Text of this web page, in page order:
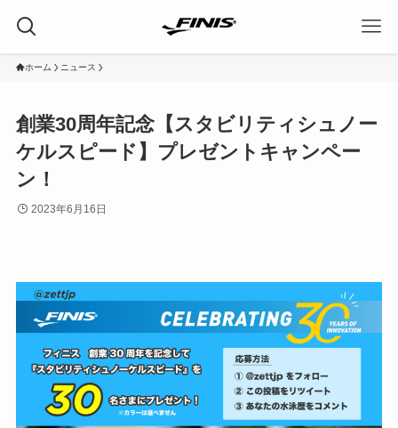
ホーム ニュース
創業30周年記念【スタビリティシュノー
ケルスピード】プレゼントキャンペー
ン！
2023年6月16日